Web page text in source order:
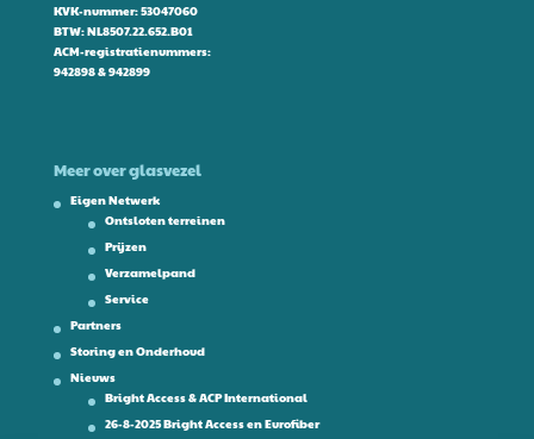
KVK-nummer: 53047060
BTW: NL8507.22.652.B01
ACM-registratienummers:
942898 & 942899
Meer over glasvezel
Eigen Netwerk
Ontsloten terreinen
Prijzen
Verzamelpand
Service
Partners
Storing en Onderhoud
Nieuws
Bright Access & ACP International
26-8-2025 Bright Access en Eurofiber